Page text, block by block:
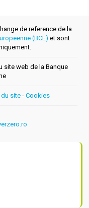
de reference de la
(BCE) et sont
site web de la Banque
du site - Cookies